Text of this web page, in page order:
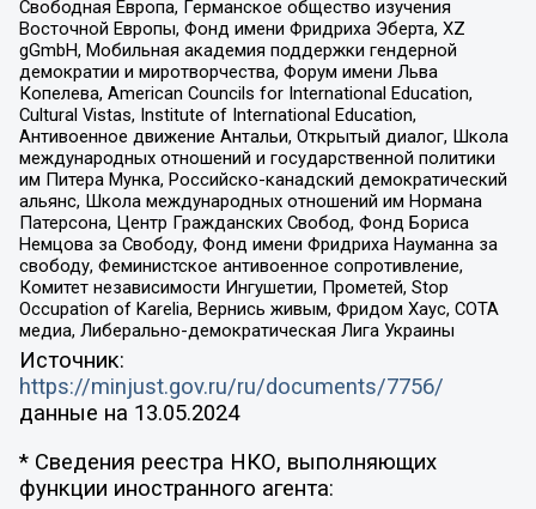
Свободная Европа, Германское общество изучения
Восточной Европы, Фонд имени Фридриха Эберта, XZ
gGmbH, Мобильная академия поддержки гендерной
демократии и миротворчества, Форум имени Льва
Копелева, American Councils for International Education,
Cultural Vistas, Institute of International Education,
Антивоенное движение Антальи, Открытый диалог, Школа
международных отношений и государственной политики
им Питера Мунка, Российско-канадский демократический
альянс, Школа международных отношений им Нормана
Патерсона, Центр Гражданских Свобод, Фонд Бориса
Немцова за Свободу, Фонд имени Фридриха Науманна за
свободу, Феминистское антивоенное сопротивление,
Комитет независимости Ингушетии, Прометей, Stop
Occupation of Karelia, Вернись живым, Фридом Хаус, СОТА
медиа, Либерально-демократическая Лига Украины
Источник:
https://minjust.gov.ru/ru/documents/7756/
данные на 13.05.2024
* Сведения реестра НКО, выполняющих
функции иностранного агента: